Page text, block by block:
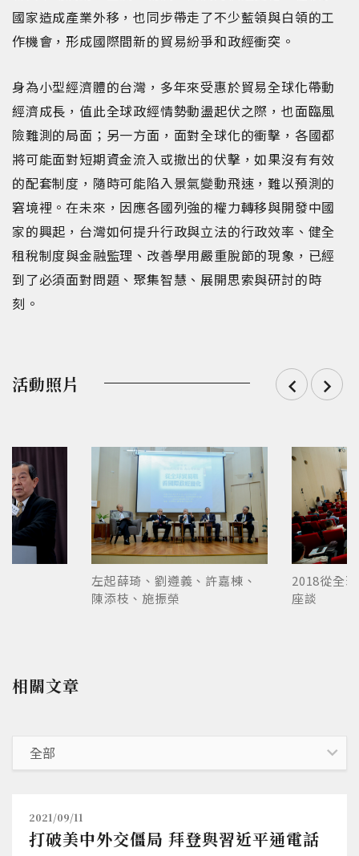
國家造成產業外移，也同步帶走了不少藍領與白領的工
作機會，形成國際間新的貿易紛爭和政經衝突。
身為小型經濟體的台灣，多年來受惠於貿易全球化帶動
經濟成長，值此全球政經情勢動盪起伏之際，也面臨風
險難測的局面；另一方面，面對全球化的衝擊，各國都
將可能面對短期資金流入或撤出的伏擊，如果沒有有效
的配套制度，隨時可能陷入景氣變動飛速，難以預測的
窘境裡。在未來，因應各國列強的權力轉移與開發中國
家的興起，台灣如何提升行政與立法的行政效率、健全
租稅制度與金融監理、改善學用嚴重脫節的現象，已經
到了必須面對問題、聚集智慧、展開思索與研討的時
刻。
活動照片
左起薛琦、劉遵義、許嘉棟、
陳添枝、施振榮
2018從全
座談
相關文章
2021/09/11
打破美中外交僵局 拜登與習近平通電話